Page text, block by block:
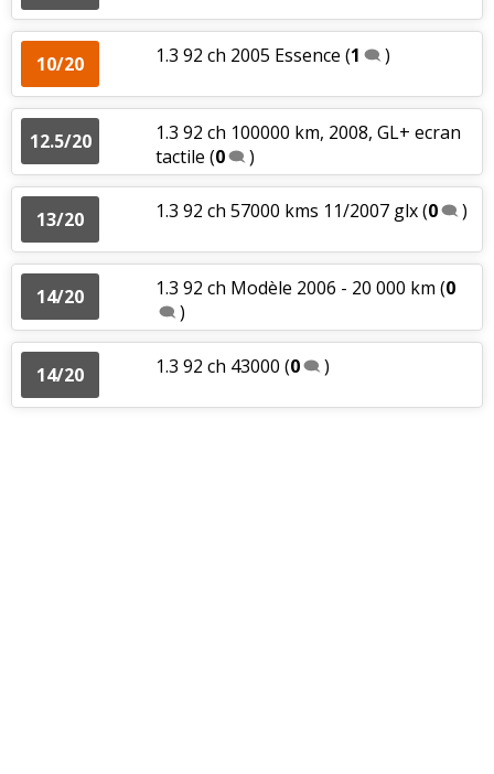
10/20 1.3 92 ch 2005 Essence (1 )
12.5/20
1.3 92 ch 100000 km, 2008, GL+ ecran
tactile (0 )
13/20 1.3 92 ch 57000 kms 11/2007 glx(0 )
14/20 1.3 92 ch Modèle 2006 - 20 000 km (0
)
14/20 1.3 92 ch 43000 (0 )